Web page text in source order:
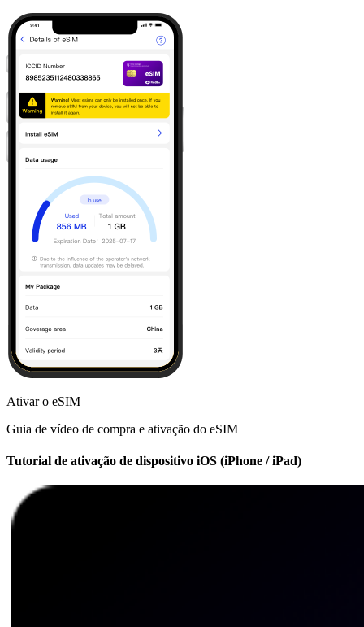
Ativar o eSIM
Guia de vídeo de compra e ativação do eSIM
Tutorial de ativação de dispositivo iOS (iPhone / iPad)